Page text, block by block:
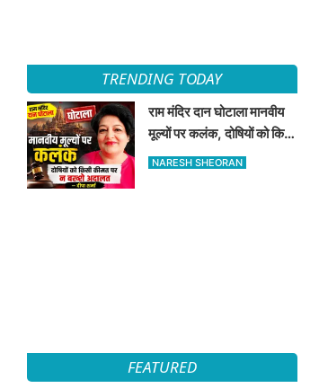
TRENDING TODAY
राम मंदिर दान घोटाला मानवीय
मूल्यों पर कलंक, दोषियों को किसी
कीमत पर न बख्शे अदालत —
NARESH SHEORAN
FEATURED